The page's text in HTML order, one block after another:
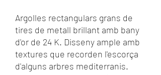
Argolles rectangulars grans de
tires de metall brillant amb bany
d'or de 24 K. Disseny ample amb
textures que recorden l'escorça
d'alguns arbres mediterranis.